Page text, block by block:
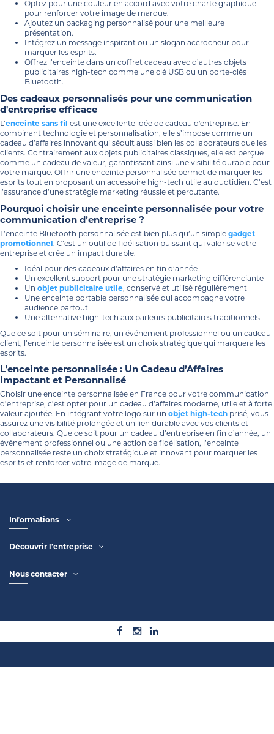
Optez pour une couleur en accord avec votre charte graphique
pour renforcer votre image de marque.
Ajoutez un packaging personnalisé pour une meilleure
présentation.
Intégrez un message inspirant ou un slogan accrocheur pour
marquer les esprits.
Offrez l’enceinte dans un coffret cadeau avec d’autres objets
publicitaires high-tech comme une clé USB ou un porte-clés
Bluetooth.
Des cadeaux personnalisés pour une communication
d'entreprise efficace
L’enceinte sans fil est une excellente idée de cadeau d'entreprise. En
combinant technologie et personnalisation, elle s’impose comme un
cadeau d’affaires innovant qui séduit aussi bien les collaborateurs que les
clients. Contrairement aux objets publicitaires classiques, elle est perçue
comme un cadeau de valeur, garantissant ainsi une visibilité durable pour
votre marque. Offrir une enceinte personnalisée permet de marquer les
esprits tout en proposant un accessoire high-tech utile au quotidien. C’est
l’assurance d’une stratégie marketing réussie et percutante.
Pourquoi choisir une enceinte personnalisée pour votre
communication d’entreprise ?
L’enceinte Bluetooth personnalisée est bien plus qu’un simple gadget
promotionnel. C’est un outil de fidélisation puissant qui valorise votre
entreprise et crée un impact durable.
Idéal pour des cadeaux d’affaires en fin d’année
Un excellent support pour une stratégie marketing différenciante
Un objet publicitaire utile, conservé et utilisé régulièrement
Une enceinte portable personnalisée qui accompagne votre
audience partout
Une alternative high-tech aux parleurs publicitaires traditionnels
Que ce soit pour un séminaire, un événement professionnel ou un cadeau
client, l’enceinte personnalisée est un choix stratégique qui marquera les
esprits.
L'enceinte personnalisée : Un Cadeau d’Affaires
Impactant et Personnalisé
Choisir une enceinte personnalisée en France pour votre communication
d’entreprise, c’est opter pour un cadeau d’affaires moderne, utile et à forte
valeur ajoutée. En intégrant votre logo sur un objet high-tech prisé, vous
assurez une visibilité prolongée et un lien durable avec vos clients et
collaborateurs. Que ce soit pour un cadeau d’entreprise en fin d’année, un
événement professionnel ou une action de fidélisation, l’enceinte
personnalisée reste un choix stratégique et innovant pour marquer les
esprits et renforcer votre image de marque.
Informations
Découvrir l'entreprise
Nous contacter